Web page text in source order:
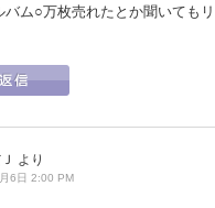
バム○万枚売れたとか聞いても
より
6日 2:00 PM